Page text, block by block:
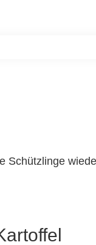
Schützlinge